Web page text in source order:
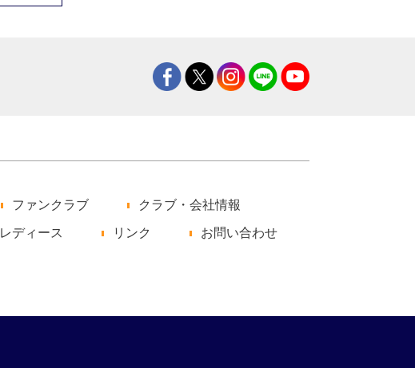
ファンクラブ クラブ・会社情報
レディース リンク お問い合わせ